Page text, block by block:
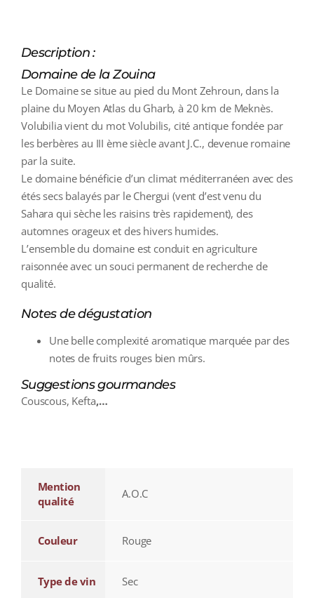
Description :
Domaine de la Zouina
Le Domaine se situe au pied du Mont Zehroun, dans la
plaine du Moyen Atlas du Gharb, à 20 km de Meknès.
Volubilia vient du mot Volubilis, cité antique fondée par
les berbères au III ème siècle avant J.C., devenue romaine
par la suite.
Le domaine bénéficie d’un climat méditerranéen avec des
étés secs balayés par le Chergui (vent d’est venu du
Sahara qui sèche les raisins très rapidement), des
automnes orageux et des hivers humides.
L’ensemble du domaine est conduit en agriculture
raisonnée avec un souci permanent de recherche de
qualité.
Notes de dégustation
Une belle complexité aromatique marquée par des
notes de fruits rouges bien mûrs.
Suggestions gourmandes
Couscous, Kefta,…
Mention
qualité
A.O.C
Couleur Rouge
Type de vin Sec